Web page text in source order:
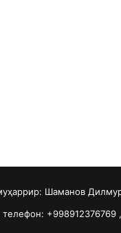
Шаманов
+998912376769 ,